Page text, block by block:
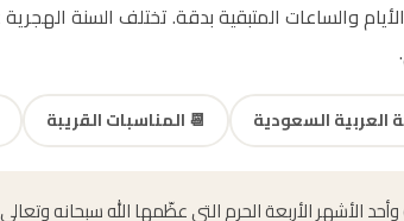
العربية السعودية 📆المناسبات القريبة
الأشهر الأربعة الحرم التي عظّمها الله سبحانه